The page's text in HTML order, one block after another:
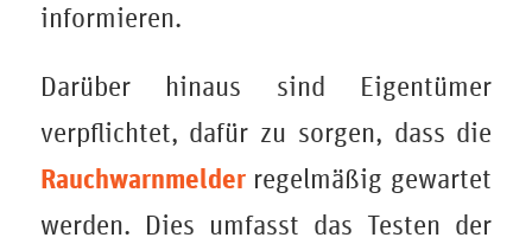
informieren.
Darüber hinaus sind Eigentümer
verpflichtet, dafür zu sorgen, dass die
Rauchwarnmelderregelmäßig gewartet
werden. Dies umfasst das Testen der